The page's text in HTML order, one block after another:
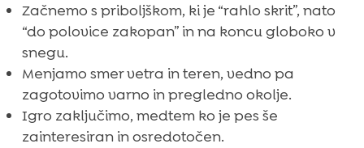
Začnemo s priboljškom, ki je “rahlo skrit”, nato
“do polovice zakopan” in na koncu globoko v
snegu.
Menjamo smer vetra in teren, vedno pa
zagotovimo varno in pregledno okolje.
Igro zaključimo, medtem ko je pes še
zainteresiran in osredotočen.